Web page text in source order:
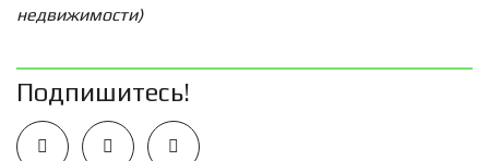
недвижимости)
Подпишитесь!